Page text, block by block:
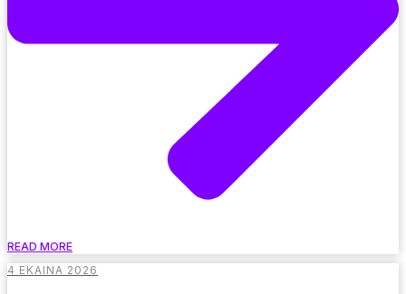
READ MORE
4 EKAINA 2026